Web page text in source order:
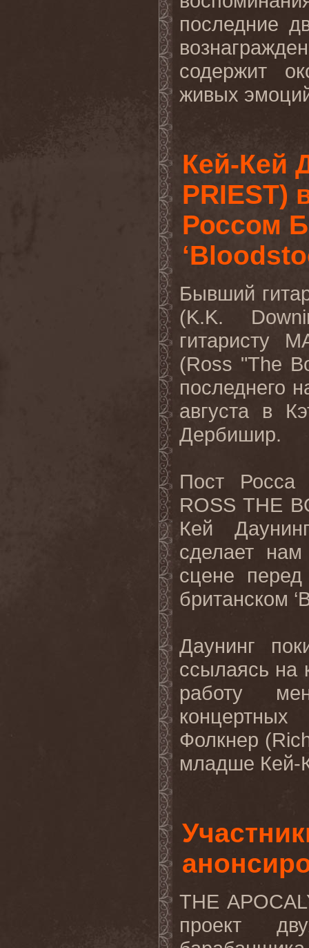
последние
содержит
живых
Кей-Кей
PRIEST)
Россом
Бывший
(K.K.
гитаристу
(Ross "The
последнего
августа в
Дербишир.
Пост
ROSS THE
Кей
сделает
сцене
британском ‘
Даунинг
ссылаясь на
работу
Фолкнер (
младше Кей-
THE
проект